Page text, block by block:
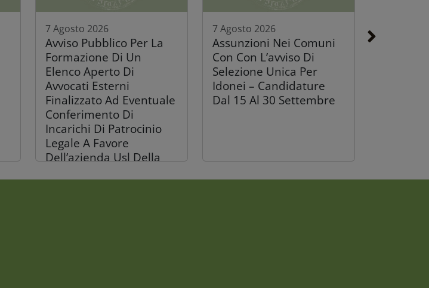
7 Agosto 2026
Avviso Pubblico Per La
Formazione Di Un
Elenco Aperto Di
Avvocati Esterni
Finalizzato Ad Eventuale
Conferimento Di
Incarichi Di Patrocinio
Legale A Favore
Dell’azienda Usl Della
7 Agosto 2026
Assunzioni Nei Comuni
Con Con L’avviso Di
Selezione Unica Per
Idonei – Candidature
Dal 15 Al 30 Settembre